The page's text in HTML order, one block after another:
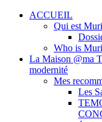
ACCUEIL
Qui est
Who is
La Maison @ma
modernité
Mes
Les